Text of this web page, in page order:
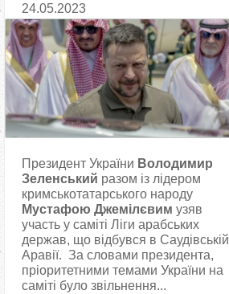
Зеленський на саміті Ліги
арабських держав
24.05.2023
Президент України Володимир
Зеленський разом із лідером
кримськотатарського народу
Мустафою Джемілєвим узяв
участь у саміті Ліги арабських
держав, що відбувся в Саудівській
Аравії. За словами президента,
пріоритетними темами України на
саміті було звільнення...